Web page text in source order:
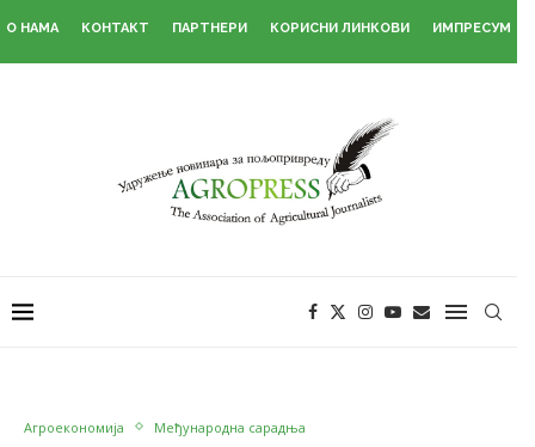
О НАМА КОНТАКТ ПАРТНЕРИ КОРИСНИ ЛИНКОВИ ИМПРЕСУМ
Агроекономија Међународна сарадња